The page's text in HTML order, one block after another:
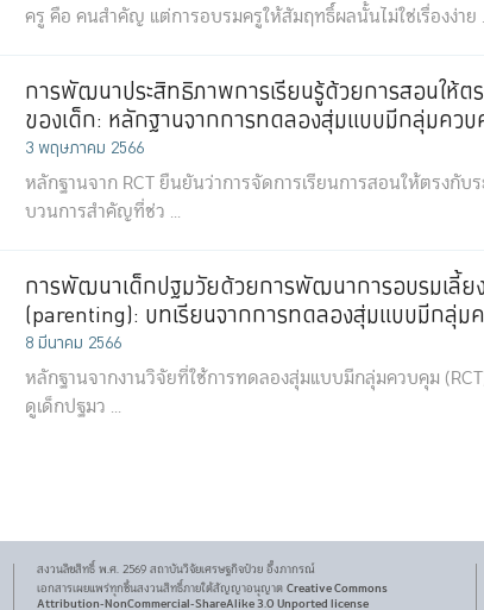
ครู คือ คนสำคัญ แต่การอบรมครูให้สัมฤทธิ์ผลนั้นไม่ใช่เรื่องง่าย
การพัฒนาประสิทธิภาพการเรียนรู้ด้วยการสอนให้ต
ของเด็ก: หลักฐานจากการทดลองสุ่มแบบมีกลุ่มควบ
3 พฤษภาคม 2566
หลักฐานจาก RCT ยืนยันว่าการจัดการเรียนการสอนให้ตรงกับ
บวนการสำคัญที่ช่ว ...
การพัฒนาเด็กปฐมวัยด้วยการพัฒนาการอบรมเลี้ย
(parenting): บทเรียนจากการทดลองสุ่มแบบมีกลุ่ม
8 มีนาคม 2566
หลักฐานจากงานวิจัยที่ใช้การทดลองสุ่มแบบมีกลุ่มควบคุม
ดูเด็กปฐมว ...
สงวนลิขสิทธิ์ พ.ศ. 2569สถาบันวิจัยเศรษฐกิจป๋วย อึ๊งภากรณ์
เอกสารเผยแพร่ทุกชิ้นสงวนสิทธิ์ภายใต้สัญญาอนุญาต Creative Commons
Attribution-NonCommercial-ShareAlike 3.0 Unported license